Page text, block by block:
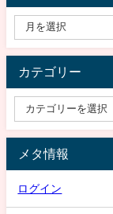
カテゴリー
メタ情報
ログイン